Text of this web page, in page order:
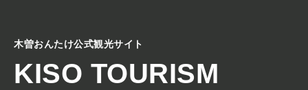
木曽おんたけ公式観光サイト
KISO TOURISM